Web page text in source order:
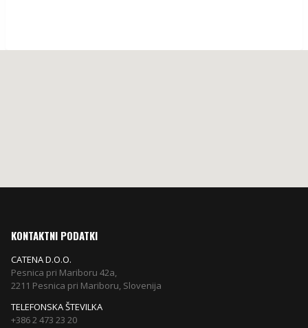
KONTAKTNI PODATKI
CATENA D.O.O.
Pesnica pri Mariboru 42a,
2211 Pesnica pri Mariboru, Slovenija
TELEFONSKA ŠTEVILKA
+386 2 473 23 20